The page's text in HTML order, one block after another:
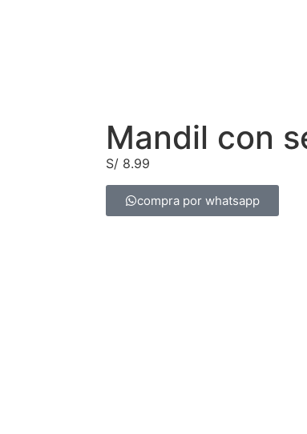
Mandil con
S/ 8.99
compra por whatsapp